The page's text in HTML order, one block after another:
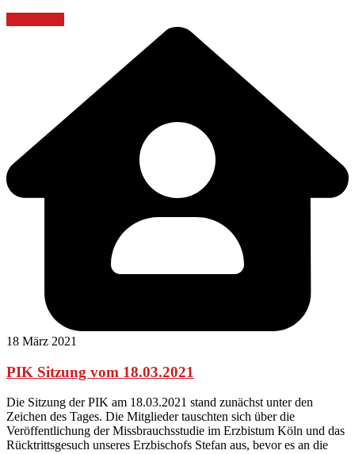
18 März 2021
PIK Sitzung vom 18.03.2021
Die Sitzung der PIK am 18.03.2021 stand zunächst unter den
Zeichen des Tages. Die Mitglieder tauschten sich über die
Veröffentlichung der Missbrauchsstudie im Erzbistum Köln und das
Rücktrittsgesuch unseres Erzbischofs Stefan aus, bevor es an die